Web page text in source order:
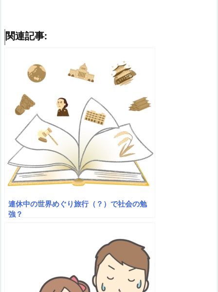
関連記事:
連休中の世界めぐり旅行（？）で社会の勉
強？